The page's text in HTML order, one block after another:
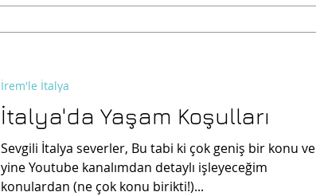
İtalya'da Yaşam Koşulları
Sevgili İtalya severler, Bu tabi ki çok geniş bir konu ve
yine Youtube kanalımdan detaylı işleyeceğim
konulardan (ne çok konu birikti!)...
İrem'le İtalya